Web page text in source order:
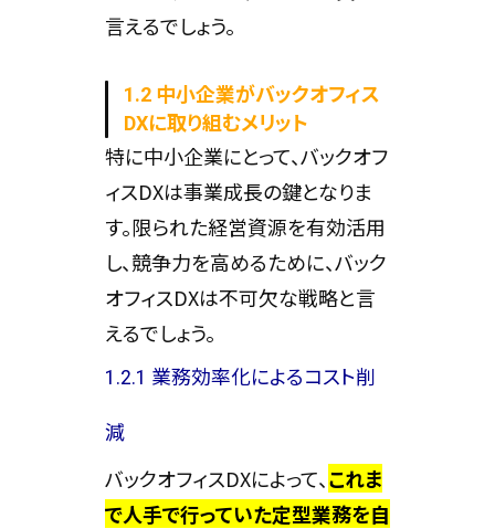
言えるでしょう。
1.2 中小企業がバックオフィス
DXに取り組むメリット
特に中小企業にとって、バックオフ
ィスDXは事業成長の鍵となりま
す。限られた経営資源を有効活用
し、競争力を高めるために、バック
オフィスDXは不可欠な戦略と言
えるでしょう。
1.2.1 業務効率化によるコスト削
減
バックオフィスDXによって、これま
で人手で行っていた定型業務を自